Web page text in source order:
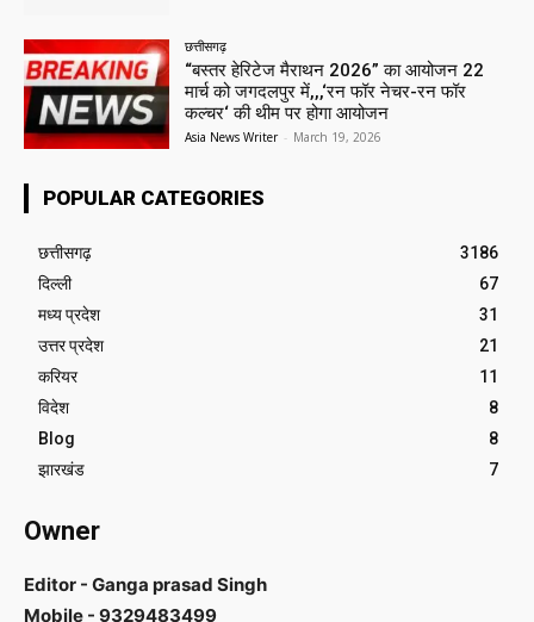
छत्तीसगढ़
“बस्तर हेरिटेज मैराथन 2026” का आयोजन 22
मार्च को जगदलपुर में,,,‘रन फॉर नेचर-रन फॉर
कल्चर‘ की थीम पर होगा आयोजन
Asia News Writer - March 19, 2026
POPULAR CATEGORIES
छत्तीसगढ़
3186
दिल्ली
67
मध्य प्रदेश
31
उत्तर प्रदेश
21
करियर
11
विदेश
8
Blog
8
झारखंड
7
Owner
Editor - Ganga prasad Singh
Mobile - 9329483499